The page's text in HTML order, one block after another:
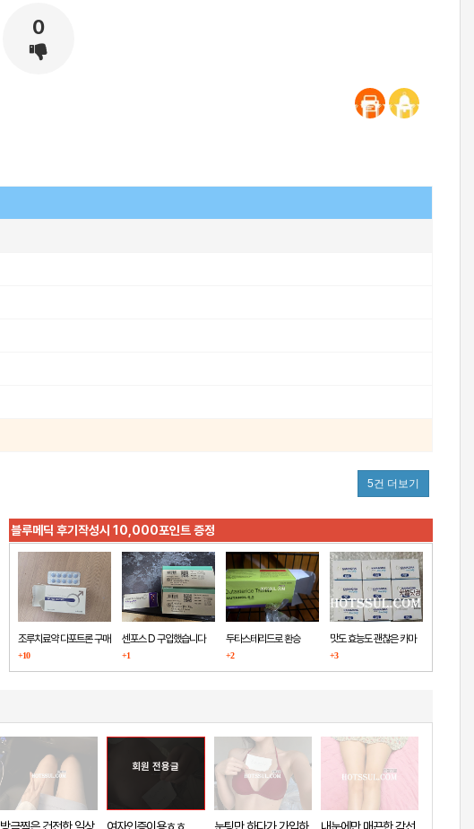
0
5건 더보기
블루메딕 후기작성시 10,000포인트 증정
조루치료약 다포트론 구매
했습니다
+10
센포스 D 구입했습니다
+1
두타스테리드로 환승
+2
맛도 효능도 괜찮은 카마
그라
+3
회원 전용글